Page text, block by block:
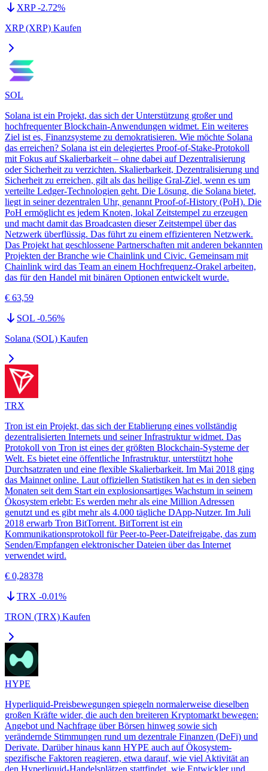
XRP -2.72%
XRP (XRP) Kaufen
SOL
Solana ist ein Projekt, das sich der Unterstützung großer und
hochfrequenter Blockchain-Anwendungen widmet. Ein weiteres
Ziel ist es, Finanzsysteme zu demokratisieren. Wie möchte Solana
das erreichen? Solana ist ein delegiertes Proof-of-Stake-Protokoll
mit Fokus auf Skalierbarkeit – ohne dabei auf Dezentralisierung
oder Sicherheit zu verzichten. Skalierbarkeit, Dezentralisierung und
Sicherheit zu erreichen, gilt als das heilige Gral-Ziel, wenn es um
verteilte Ledger-Technologien geht. Die Lösung, die Solana bietet,
liegt in seiner dezentralen Uhr, genannt Proof-of-History (PoH). Die
PoH ermöglicht es jedem Knoten, lokal Zeitstempel zu erzeugen
und macht damit das Broadcasten dieser Zeitstempel über das
Netzwerk überflüssig. Das führt zu einem effizienteren Netzwerk.
Das Projekt hat geschlossene Partnerschaften mit anderen bekannten
Projekten der Branche wie Chainlink und Civic. Gemeinsam mit
Chainlink wird das Team an einem Hochfrequenz-Orakel arbeiten,
das für den Handel mit binären Optionen entwickelt wurde.
€ 63,59
SOL -0.56%
Solana (SOL) Kaufen
TRX
Tron ist ein Projekt, das sich der Etablierung eines vollständig
dezentralisierten Internets und seiner Infrastruktur widmet. Das
Protokoll von Tron ist eines der größten Blockchain-Systeme der
Welt. Es bietet eine öffentliche Infrastruktur, unterstützt hohe
Durchsatzraten und eine flexible Skalierbarkeit. Im Mai 2018 ging
das Mainnet online. Laut offiziellen Statistiken hat es in den sieben
Monaten seit dem Start ein explosionsartiges Wachstum in seinem
Ökosystem erlebt: Es werden mehr als eine Million Adressen
genutzt und es gibt mehr als 4.000 tägliche DApp-Nutzer. Im Juli
2018 erwarb Tron BitTorrent. BitTorrent ist ein
Kommunikationsprotokoll für Peer-to-Peer-Dateifreigabe, das zum
Senden/Empfangen elektronischer Dateien über das Internet
verwendet wird.
€ 0,28378
TRX -0.01%
TRON (TRX) Kaufen
HYPE
Hyperliquid-Preisbewegungen spiegeln normalerweise dieselben
großen Kräfte wider, die auch den breiteren Kryptomarkt bewegen:
Angebot und Nachfrage über Börsen hinweg sowie sich
verändernde Stimmungen rund um dezentrale Finanzen (DeFi) und
Derivate. Darüber hinaus kann HYPE auch auf Ökosystem-
spezifische Faktoren reagieren, etwa darauf, wie viel Aktivität an
den Hyperliquid-Handelsplätzen stattfindet, wie Entwickler und